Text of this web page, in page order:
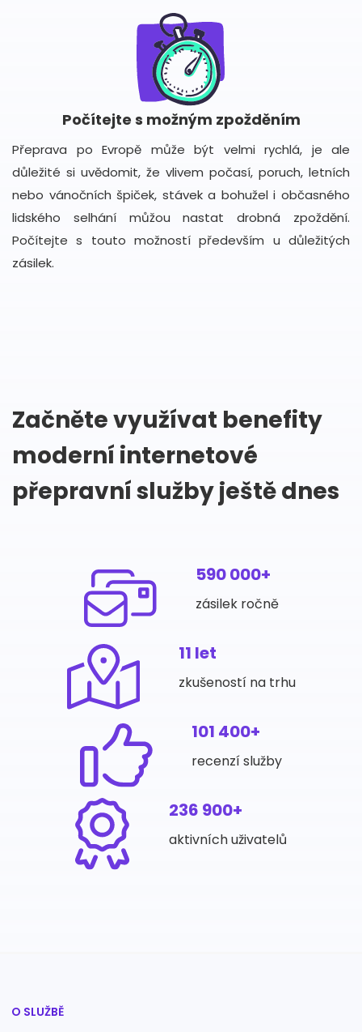
Počítejte s možným zpožděním
Přeprava po Evropě může být velmi rychlá, je ale
důležité si uvědomit, že vlivem počasí, poruch, letních
nebo vánočních špiček, stávek a bohužel i občasného
lidského selhání můžou nastat drobná zpoždění.
Počítejte s touto možností především u důležitých
zásilek.
Začněte využívat benefity
moderní internetové
přepravní služby ještě dnes
590 000+
zásilek ročně
11 let
zkušeností na trhu
101 400+
recenzí služby
236 900+
aktivních uživatelů
O SLUŽBĚ